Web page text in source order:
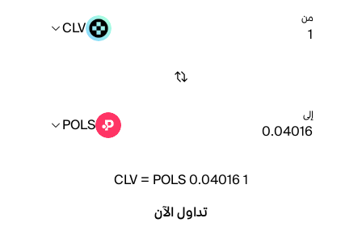
من CLV
إلى POLS
1
CLV= POLS 0.04016
تداول الآن